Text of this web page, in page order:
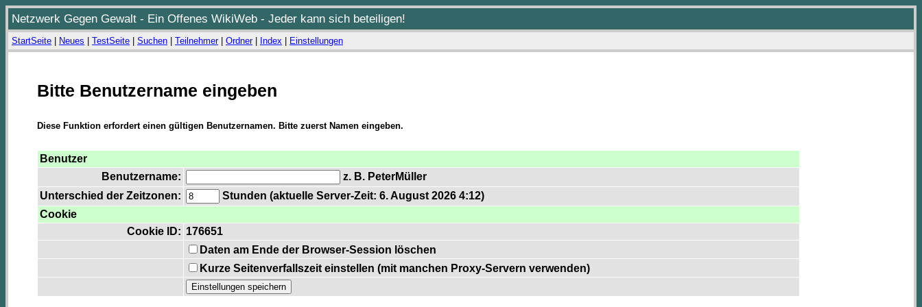
Netzwerk Gegen Gewalt - Ein Offenes WikiWeb - Jeder kann sich beteiligen!
StartSeite Neues TestSeite Suchen Teilnehmer| Ordner| Index Einstellungen
Bitte Benutzername eingeben
Diese Funktion erfordert einen gültigen Benutzernamen. Bitte zuerst Namen eingeben.
Benutzer
Benutzername:
z. B. PeterMüller
Unterschied der Zeitzonen:
Stunden (aktuelle Server-Zeit: 6. August 2026 4:12)
Cookie
Cookie ID: 176651
Daten am Ende der Browser-Session löschen
Kurze Seitenverfallszeit einstellen (mit manchen Proxy-Servern verwenden)